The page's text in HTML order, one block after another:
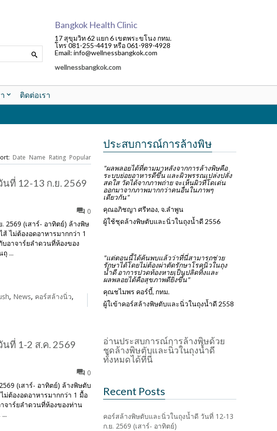
Bangkok Health Clinic
17 สุขุมวิท 62 แยก 6 เขตพระขโนง กทม.
โทร 081-255-4419 หรือ 061-989-4928
Email: info@wellnessbangkok.com
wellnessbangkok.com
ติดต่อเรา
Date Name Rating Popular
ที่ 12-13 ก.ย. 2569
0
2569 (เสาร์- อาทิตย์) ล้างพิษ
ไม่ต้องอดอาหารมากกว่า 1
อาจาร์ยลำดวนที่ห้องของ
...
, News, คอร์สล้างนิ่ว,
ที่ 1-2 ส.ค. 2569
0
(เสาร์- อาทิตย์) ล้างพิษตับ
ต้องอดอาหารมากกว่า 1 มื้อ
จาร์ยลำดวนที่ห้องของท่าน
ประสบการณ์การล้างพิษ
"ผลพลอยได้ที่ตามมาหลังจากการล้างพิษคือ
ระบบย่อยอาหารดีขึ้น และผิวพรรณเปล่งปลั่ง
สดใส วัดได้จากภาพถ่าย จะเห็นผิวที่โดเด่น
ออกมาจากภาพมากกว่าคนอื่นในภาพๆ
เดียวกัน"
คุณอภิชญา ศรีทอง, จ.ลำพูน
ผู้ใช้ชุดล้างพิษตับและนิ่วในถุงน้ำดี 2556
"แต่ตอนนี้ได้ค้นพบแล้วว่าที่นี่สามารถช่วย
รักษาได้โดยไม่ต้องผ่าตัดรักษาโรคนิ่วในถุง
น้ำดี อาการปวดท้องหายเป็นปลิดทิ้งและ
ผลพลอยได้คือสุขภาพดียิ่งขึ้น"
คุณชไมพร คอร์บี้, กทม.
ผู้ใเข้าคอร์สล้างพิษตับและนิ่วในถุงน้ำดี 2558
อ่านประสบการณ์การล้างพิษด้วย
ชุดล้างพิษตับและนิ่วในถุงน้ำดี
ทั้งหมดได้ที่นี่
Recent Posts
คอร์สล้างพิษตับและนิ่วในถุงน้ำดี วันที่ 12-13
ก.ย. 2569 (เสาร์- อาทิตย์)